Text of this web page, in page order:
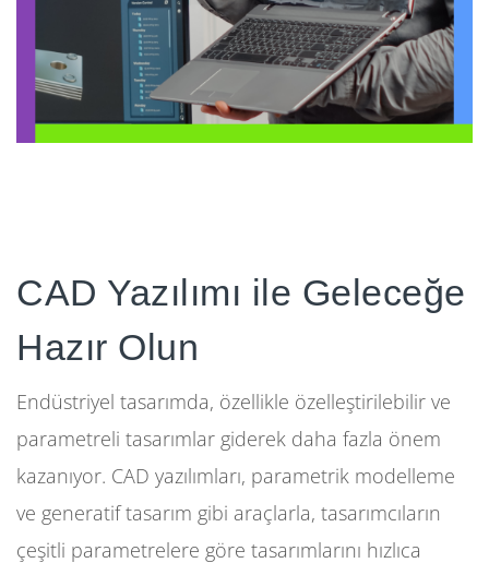
CAD Yazılımı ile Geleceğe
Hazır Olun
Endüstriyel tasarımda, özellikle özelleştirilebilir ve
parametreli tasarımlar giderek daha fazla önem
kazanıyor. CAD yazılımları, parametrik modelleme
ve generatif tasarım gibi araçlarla, tasarımcıların
çeşitli parametrelere göre tasarımlarını hızlıca